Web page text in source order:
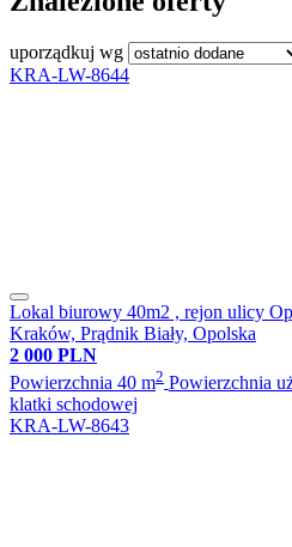
uporządkuj wg
KRA-LW-8644
Lokal biurowy 40m2 , rejon ulicy
Kraków, Prądnik Biały, Opolska
2 000 PLN
Powierzchnia 40 m2 Powierzchnia
klatki schodowej
KRA-LW-8643